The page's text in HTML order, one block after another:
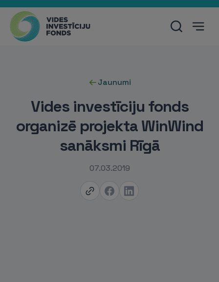
Jaunumi
Vides investīciju fonds
organizē projekta WinWind
sanāksmi Rīgā
07.03.2019